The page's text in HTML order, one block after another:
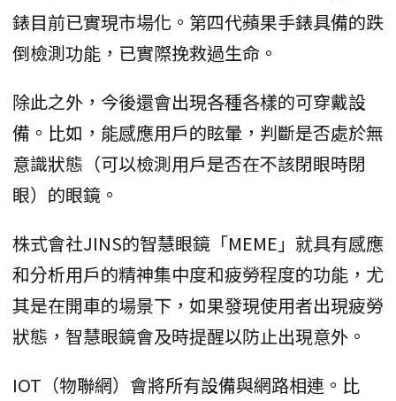
錶目前已實現市場化。第四代蘋果手錶具備的跌
倒檢測功能，已實際挽救過生命。
除此之外，今後還會出現各種各樣的可穿戴設
備。比如，能感應用戶的眩暈，判斷是否處於無
意識狀態（可以檢測用戶是否在不該閉眼時閉
眼）的眼鏡。
株式會社JINS的智慧眼鏡「MEME」就具有感應
和分析用戶的精神集中度和疲勞程度的功能，尤
其是在開車的場景下，如果發現使用者出現疲勞
狀態，智慧眼鏡會及時提醒以防止出現意外。
IOT（物聯網）會將所有設備與網路相連。比